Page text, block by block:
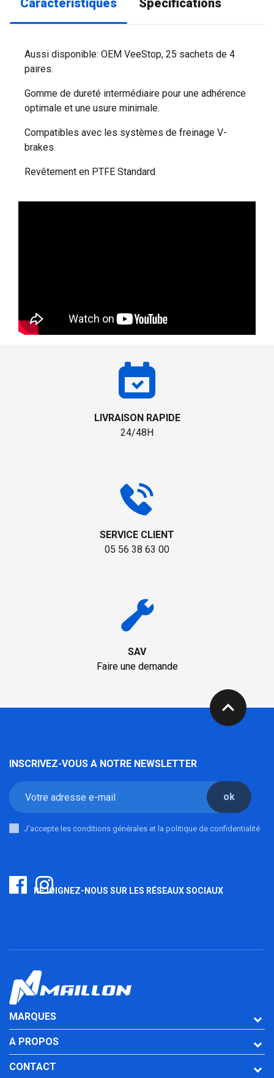
Caractéristiques Spécifications
Aussi disponible: OEM VeeStop, 25 sachets de 4
paires.
Gomme de dureté intermédiaire pour une adhérence
optimale et une usure minimale.
Compatibles avec les systèmes de freinage V-
brakes.
Revêtement en PTFE Standard
LIVRAISON RAPIDE
24/48H
SERVICE CLIENT
05 56 38 63 00
SAV
Faire une demande
expand_less
INSCRIVEZ-VOUS A NOTRE NEWSLETTER
ok
J'accepte les conditions générales et la politique de confidentialité
REJOIGNEZ-NOUS SUR LES RÉSEAUX SOCIAUX
MARQUES
A PROPOS
CONTACT